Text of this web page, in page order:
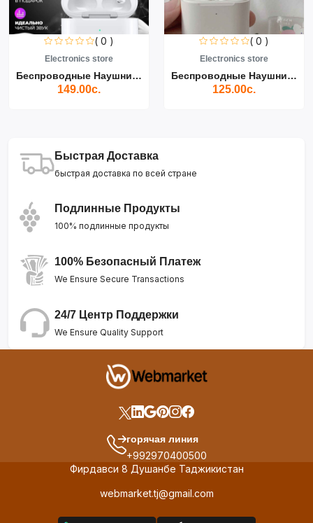
Беспроводные Наушники Air...
Electronics store
Беспроводные Наушники Air...
Electronics
Быстрая Доставка
быстрая доставка по всей стране
Подлинные Продукты
100% подлинные продукты
100% Безопасный Платеж
We Ensure Secure Transactions
24/7 Центр Поддержки
We Ensure Quality Support
горячая линия
+992970400500
Фирдавси 8 Душанбе Таджикистан
webmarket.tj@gmail.com